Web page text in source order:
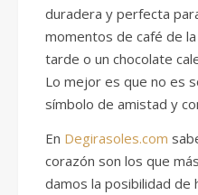
duradera y perfecta
momentos de café de
tarde o un chocolate
Lo mejor es que no es
símbolo de amistad y
En Degirasoles.com
corazón son los que
damos la posibilidad de